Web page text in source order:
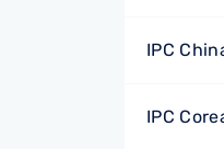
IPC
IPC